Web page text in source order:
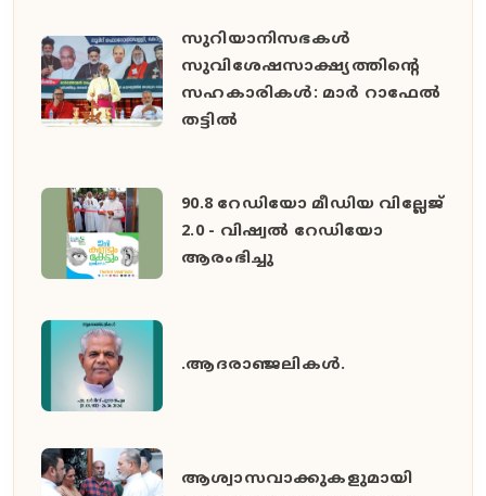
സുറിയാനിസഭകൾ
സുവിശേഷസാക്ഷ്യത്തിൻ്റെ
സഹകാരികൾ: മാർ റാഫേൽ
തട്ടിൽ
90.8 റേഡിയോ മീഡിയ വില്ലേജ്
2.0 - വിഷ്വൽ റേഡിയോ
ആരംഭിച്ചു
.ആദരാഞ്ജലികൾ.
ആശ്വാസവാക്കുകളുമായി